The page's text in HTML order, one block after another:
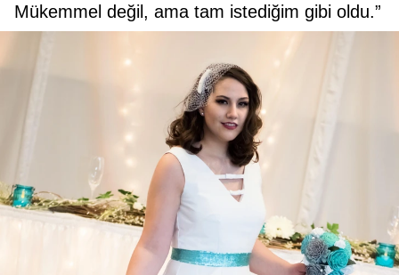
Mükemmel değil, ama tam istediğim gibi oldu.”